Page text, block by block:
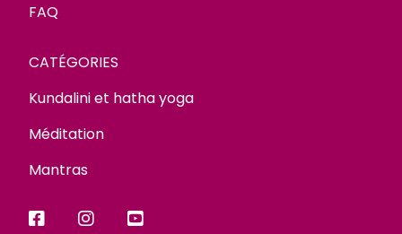
FAQ
CATÉGORIES
Kundalini et hatha yoga
Méditation
Mantras